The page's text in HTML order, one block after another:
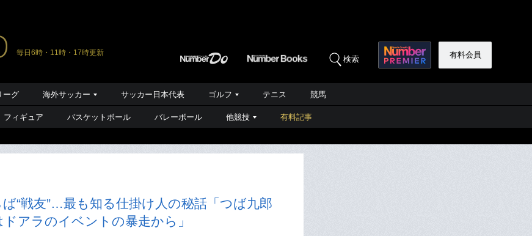
毎日6時・11時・17時更新
検索 有料会員
ーグ 海外サッカー サッカー日本代表 ゴルフ テニス 競馬
フィギュア バスケットボール バレーボール 他競技 有料記事
“戦友”…最も知る仕掛け人の秘話「つば九郎
アラのイベントの暴走から」